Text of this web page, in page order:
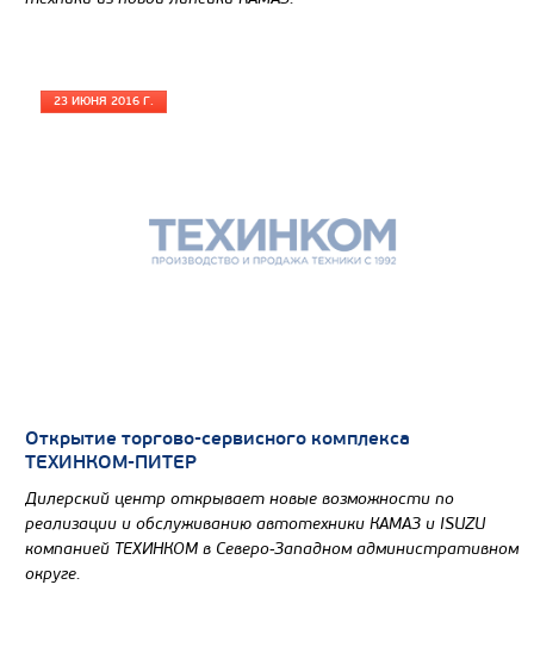
23 ИЮНЯ 2016 Г.
Открытие торгово-сервисного комплекса
ТЕХИНКОМ-ПИТЕР
Дилерский центр открывает новые возможности по
реализации и обслуживанию автотехники КАМАЗ и ISUZU
компанией ТЕХИНКОМ в Северо-Западном административном
округе.